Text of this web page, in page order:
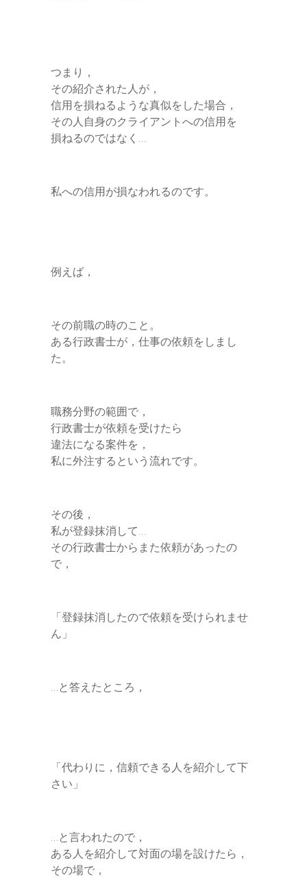
つまり，
その紹介された人が，
信用を損ねるような真似をした場合，
その人自身のクライアントへの信用を
損ねるのではなく…
私への信用が損なわれるのです。
例えば，
その前職の時のこと。
ある行政書士が，仕事の依頼をしまし
た。
職務分野の範囲で，
行政書士が依頼を受けたら
違法になる案件を，
私に外注するという流れです。
その後，
私が登録抹消して…
その行政書士からまた依頼があったの
で，
「登録抹消したので依頼を受けられませ
ん」
…と答えたところ，
「代わりに，信頼できる人を紹介して下
さい」
…と言われたので，
ある人を紹介して対面の場を設けたら，
その場で，